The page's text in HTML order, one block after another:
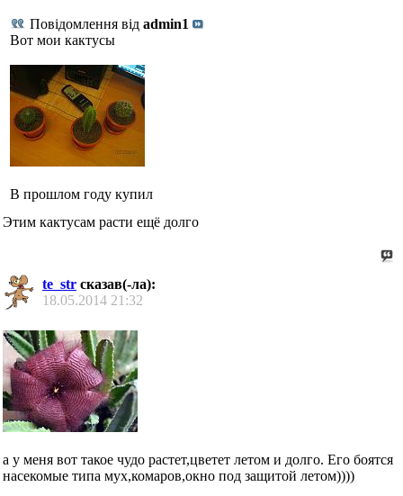
Повідомлення від admin1
Вот мои кактусы
В прошлом году купил
Этим кактусам расти ещё долго
te_str сказав(-ла):
18.05.2014 21:32
а у меня вот такое чудо растет,цветет летом и долго. Его боятся
насекомые типа мух,комаров,окно под защитой летом))))